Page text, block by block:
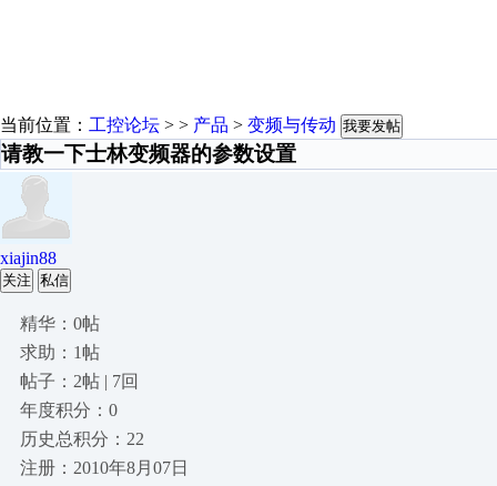
当前位置： 工控论坛 > > 产品 > 变频与传动 我要发帖
请教一下士林变频器的参数设置
xiajin88
关注 私信
精华：0帖
求助：1帖
帖子：2帖 | 7回
年度积分：0
历史总积分：22
注册：2010年8月07日